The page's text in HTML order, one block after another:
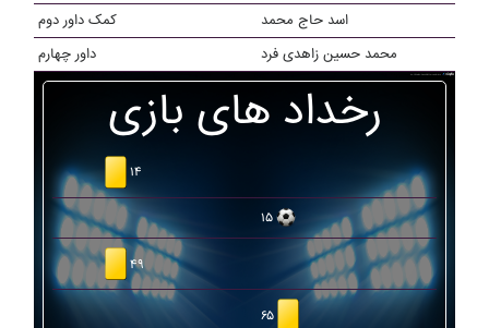
کمک داور دوم
اسد حاج محمد
داور چهارم
محمد حسین زاهدی فرد
رخداد های بازی
۱۴
۱۵
۴۹
۶۵